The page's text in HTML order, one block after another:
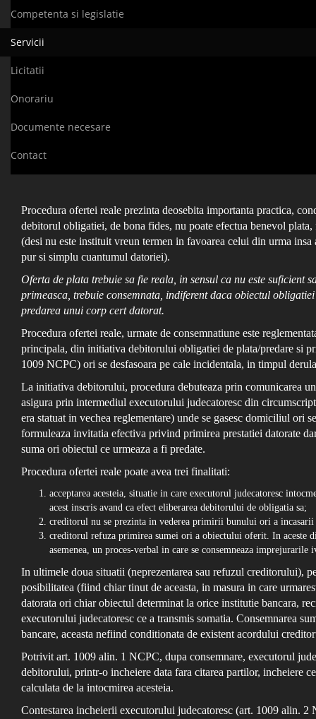
Competenta si legislatie
Servicii
Licitatii
Onorariu
Documente necesare
Contact
Procedura ofertei reale prezinta deosebita importanta practica,
debitorul obligatiei, de bona fides, nu poate efectua benevol plata,
(desi nu este instituit vreun termen in favoarea celui din urma
pur si simplu cuantumul datoriei).
Oferta de plata trebuie sa fie reala, in sensul ca nu este suficient
primeasca, trebuie consemnata, indiferent daca obiectul
predarea unui corp cert datorat.
Procedura ofertei reale, urmate de consemnatiune este
principala, din initiativa debitorului obligatiei de plata/predare si
1009 NCPC) ori se desfasoara pe cale incidentala, in timpul
La initiativa debitorului, procedura debuteaza prin comunicarea
asigura prin intermediul executorului judecatoresc din
era statuat in vechea reglementare) unde se gasesc domiciliul ori
formuleaza invitatia efectiva privind primirea prestatiei datorate
suma ori obiectul ce urmeaza a fi predate.
Procedura ofertei reale poate avea trei finalitati:
acceptarea acesteia, situatie in care executorul judecatoresc
acest inscris avand ca efect eliberarea debitorului de obligatia sa;
creditorul nu se prezinta in vederea primirii bunului ori a
creditorul refuza primirea sumei ori a obiectului oferit. In aceste
asemenea, un proces-verbal in care se consemneaza imprejurarile
In ultimele doua situatii (neprezentarea sau refuzul creditorului),
posibilitatea (fiind chiar tinut de aceasta, in masura in care
datorata ori chiar obiectul determinat la orice institutie bancara,
executorului judecatoresc ce a transmis somatia. Consemnarea
bancare, aceasta nefiind conditionata de existent acordului
Potrivit art. 1009 alin. 1 NCPC, dupa consemnare, executorul
debitorului, printr-o incheiere data fara citarea partilor, incheiere
calculata de la intocmirea acesteia.
Contestarea incheierii executorului judecatoresc (art. 1009 alin. 2